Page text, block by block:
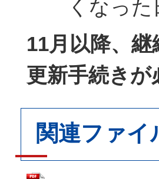
くなっ
11月以降、
更新手続きが
関連ファイ